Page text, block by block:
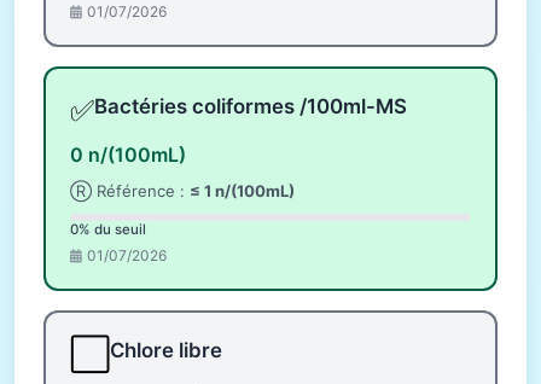
01/07/2026
✅Bactéries coliformes /100ml-MS
0 n/(100mL)
Ⓡ Référence : ≤ 1 n/(100mL)
0% du seuil
01/07/2026
Chlore libre